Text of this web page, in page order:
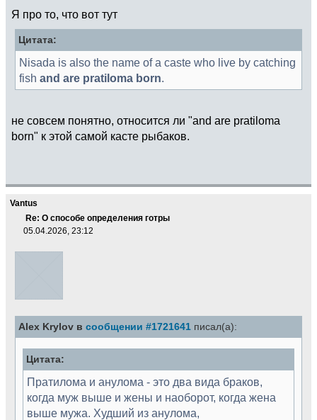
Я про то, что вот тут
Цитата:
Nisada is also the name of a caste who live by catching
fish and are pratiloma born.
не совсем понятно, относится ли "and are pratiloma
born" к этой самой касте рыбаков.
Vantus
Re: О способе определения готры
05.04.2026, 23:12
Alex Krylov в сообщении #1721641 писал(а):
Цитата:
Пратилома и анулома - это два вида браков,
когда муж выше и жены и наоборот, когда жена
выше мужа. Худший из анулома,